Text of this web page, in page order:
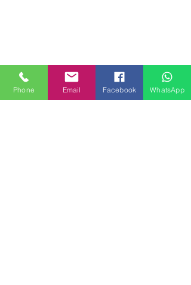
MILANHOUSES
Phone Email Facebook WhatsApp